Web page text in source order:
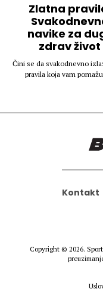
Zlatna
navike za
zdrav život
Čini se da svakodnevno
pravila koja vam
Kontakt
Copyright © 2026.